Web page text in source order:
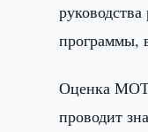
программы,
Оценка МОТ
проводит